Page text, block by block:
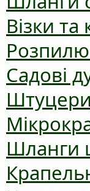
Візки
Садові
Шланги